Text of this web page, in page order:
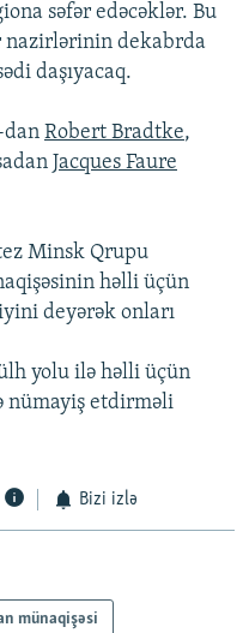
səfər edəcəklər. Bu
nazirlərinin dekabrda
daşıyacaq.
dan Robert Bradtke,
Jacques Faure
Minsk Qrupu
həlli üçün
deyərək onları
yolu ilə həlli üçün
nümayiş etdirməli
Bizi izlə
münaqişəsi